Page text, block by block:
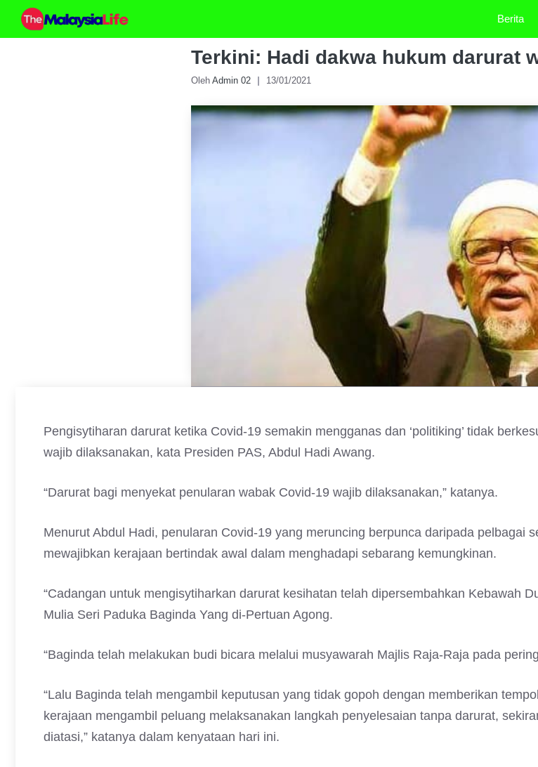
Skip
Berita
Terkini: Hadi dakwa hukum darurat
Oleh Admin 02 13/01/2021
Pengisytiharan darurat ketika Covid-19 semakin mengganas dan ‘politiking’ tidak
wajib dilaksanakan, kata Presiden PAS, Abdul Hadi Awang.
“Darurat bagi menyekat penularan wabak Covid-19 wajib dilaksanakan,” katanya.
Menurut Abdul Hadi, penularan Covid-19 yang meruncing berpunca daripada pelbagai
mewajibkan kerajaan bertindak awal dalam menghadapi sebarang kemungkinan.
“Cadangan untuk mengisytiharkan darurat kesihatan telah dipersembahkan Kebawah
Mulia Seri Paduka Baginda Yang di-Pertuan Agong.
“Baginda telah melakukan budi bicara melalui musyawarah Majlis Raja-Raja pada
“Lalu Baginda telah mengambil keputusan yang tidak gopoh dengan memberikan
kerajaan mengambil peluang melaksanakan langkah penyelesaian tanpa darurat,
diatasi,” katanya dalam kenyataan hari ini.